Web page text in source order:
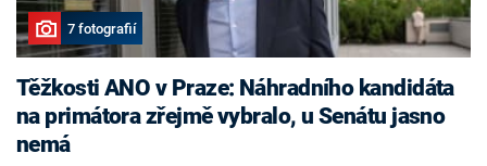
7 fotografií
Těžkosti ANO v Praze: Náhradního kandidáta
na primátora zřejmě vybralo, u Senátu jasno
nemá